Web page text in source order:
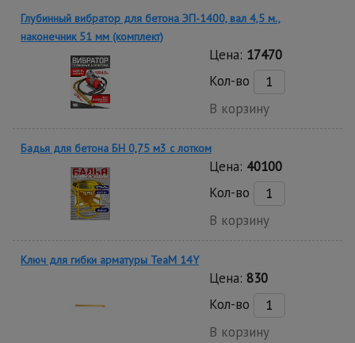
Глубинный вибратор для бетона ЭП-1400, вал 4,5 м.,
наконечник 51 мм (комплект)
Цена: 17470
Кол-во
В корзину
Бадья для бетона БН 0,75 м3 с лотком
Цена: 40100
Кол-во
В корзину
Ключ для гибки арматуры TeaM 14Y
Цена: 830
Кол-во
В корзину